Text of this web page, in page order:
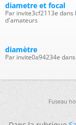
diametre et focal
Par invite3cf2113e
d'amateurs
diamètre
Par invite0a94234e
Fuseau